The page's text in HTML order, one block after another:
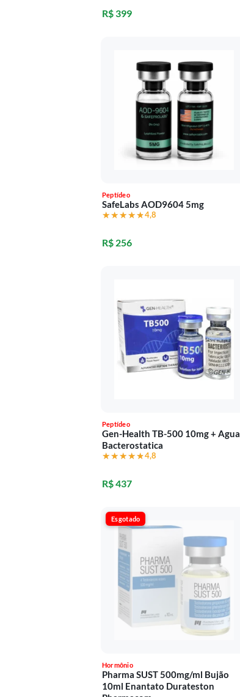
R$ 399
Peptídeo
SafeLabs AOD9604 5mg
★★★★★
★★★★★4,8
R$ 256
Peptídeo
Gen-Health TB-500 10mg + Agua
Bacterostatica
★★★★★
★★★★★4,8
R$ 437
Esgotado
Hormônio
Pharma SUST 500mg/ml Bujão
10ml Enantato Durateston